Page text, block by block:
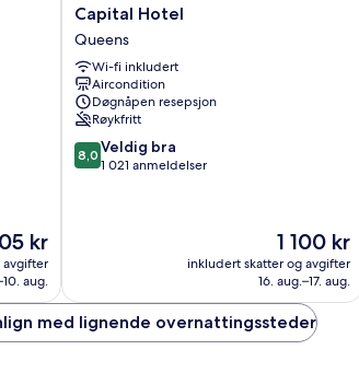
kr
kr
avgifter
aug.
Capital
Hotel
Queens
Capital Hotel
Queens
Wi-fi inkludert
Aircondition
Døgnåpen resepsjon
Røykfritt
8.0
av
8,0 Veldig bra
1 021 anmeldelser
Prisen
er
1 100 kr
1 100 kr
inkludert skatter og avgifter
16. aug.–17. aug.
med lignende overnattingssteder